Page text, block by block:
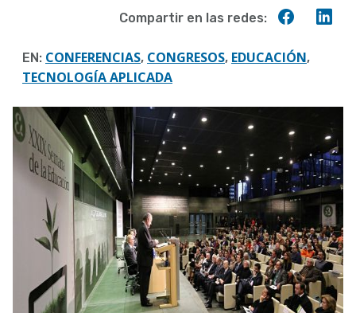
Compartir en las redes:
EN: CONFERENCIAS, CONGRESOS, EDUCACIÓN,
TECNOLOGÍA APLICADA